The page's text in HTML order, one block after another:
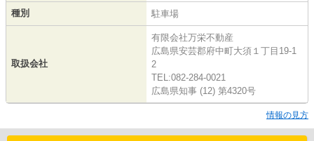
種別 駐車場
取扱会社
有限会社万栄不動産
広島県安芸郡府中町大須１丁目19-1
2
TEL:082-284-0021
広島県知事 (12) 第4320号
情報の見方